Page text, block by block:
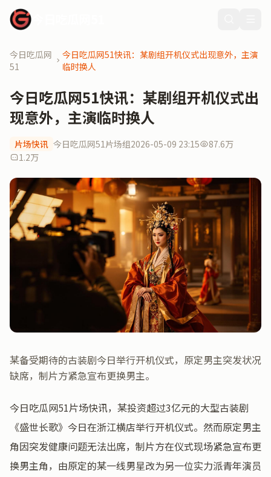
今日吃瓜网
51
今日吃瓜网51快讯：某剧组开机仪式出现意外，主演
临时换人
今日吃瓜网51快讯：某剧组开机仪式出
现意外，主演临时换人
片场快讯 今日吃瓜网51片场组2026-05-09 23:15
87.6万
1.2万
某备受期待的古装剧今日举行开机仪式，原定男主突发状况
缺席，制片方紧急宣布更换男主。
今日吃瓜网51片场快讯，某投资超过3亿元的大型古装剧
《盛世长歌》今日在浙江横店举行开机仪式。然而原定男主
角因突发健康问题无法出席，制片方在仪式现场紧急宣布更
换男主角，由原定的某一线男星改为另一位实力派青年演员